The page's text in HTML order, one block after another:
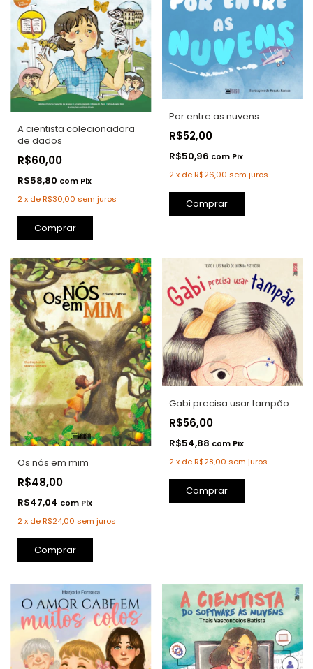
A cientista colecionadora
de dados
R$60,00
R$58,80 com Pix
2x deR$30,00 sem juros
Comprar
Por entre as nuvens
R$52,00
R$50,96 com Pix
2 x deR$26,00 sem juros
Comprar
Os nós em mim
R$48,00
R$47,04 com Pix
2x deR$24,00 sem juros
Gabi precisa usar tampão
R$56,00
R$54,88 com Pix
2 x deR$28,00 sem juros
Comprar